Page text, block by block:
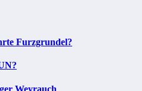
Furzgrundel?
Weyrauch